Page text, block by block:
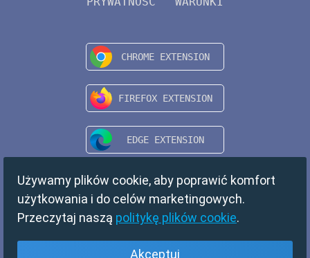
Używamy plików cookie, aby poprawić komfort
użytkowania i do celów marketingowych.
Przeczytaj naszą politykę plików cookie.
Akceptuj